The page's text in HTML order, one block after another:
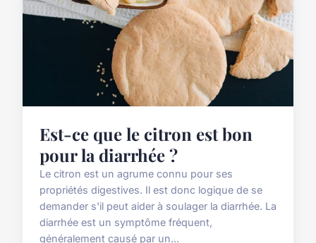
Est-ce que le citron est bon
pour la diarrhée ?
Le citron est un agrume connu pour ses
propriétés digestives. Il est donc logique de se
demander s'il peut aider à soulager la diarrhée. La
diarrhée est un symptôme fréquent,
généralement causé par un...